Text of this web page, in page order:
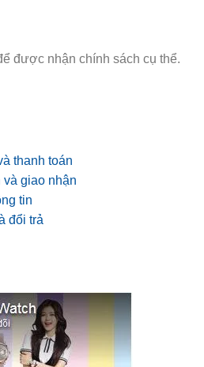
được nhận chính sách cụ thể.
thanh toán
và giao nhận
tin
đổi trả